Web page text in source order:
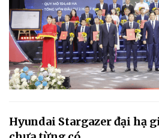
Hyundai Stargazer đại hạ